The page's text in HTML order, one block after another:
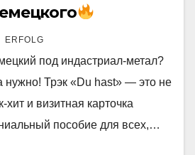
ERFOLG
под индастриал-метал?
нужно! Трэк «Du hast» — это не
и визитная карточка
пособие для всех,…